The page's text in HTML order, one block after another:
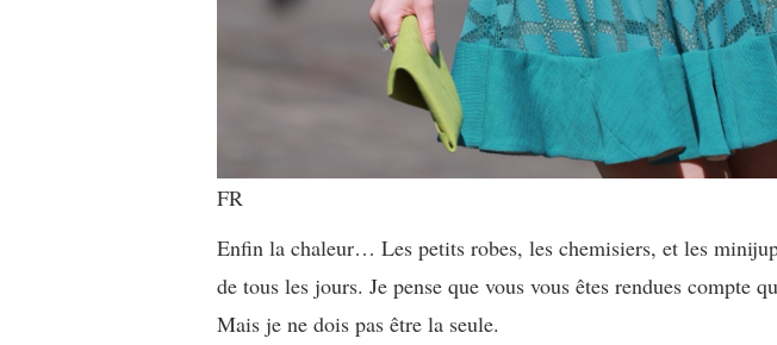
FR
Enfin la chaleur… Les petits robes, les chemisiers, et les
de tous les jours. Je pense que vous vous êtes rendues compte
Mais je ne dois pas être la seule.